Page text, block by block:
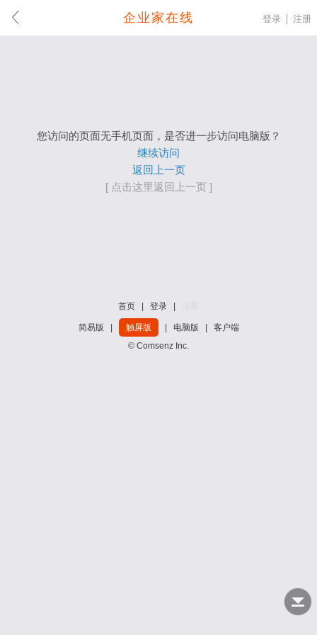
企业家在线 登录 注册
您访问的页面无手机页面，是否进一步访问电脑版？
继续访问
返回上一页
[ 点击这里返回上一页 ]
首页 登录
简易版 触屏版 电脑版
客户端
© Comsenz Inc.